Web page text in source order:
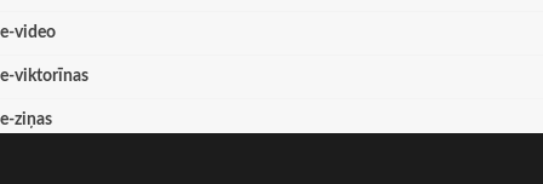
e-video
e-viktorīnas
e-ziņas